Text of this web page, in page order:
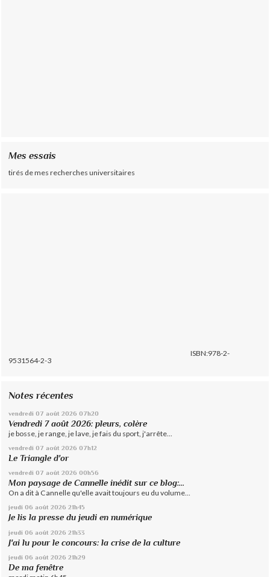
Mes essais
tirés de mes recherches universitaires
ISBN:978-2-
9531564-2-3
Notes récentes
vendredi 07 août 2026 07h20
Vendredi 7 août 2026: pleurs, colère
je bosse, je range, je lave, je fais du sport, j'arrête...
vendredi 07 août 2026 07h12
Le Triangle d'or
vendredi 07 août 2026 00h56
Mon paysage de Cannelle inédit sur ce blog:...
On a dit à Cannelle qu'elle avait toujours eu du volume...
jeudi 06 août 2026 21h45
Je lis la presse du jeudi en numérique
jeudi 06 août 2026 21h33
J'ai lu pour le concours: la crise de la culture
jeudi 06 août 2026 21h29
De ma fenêtre